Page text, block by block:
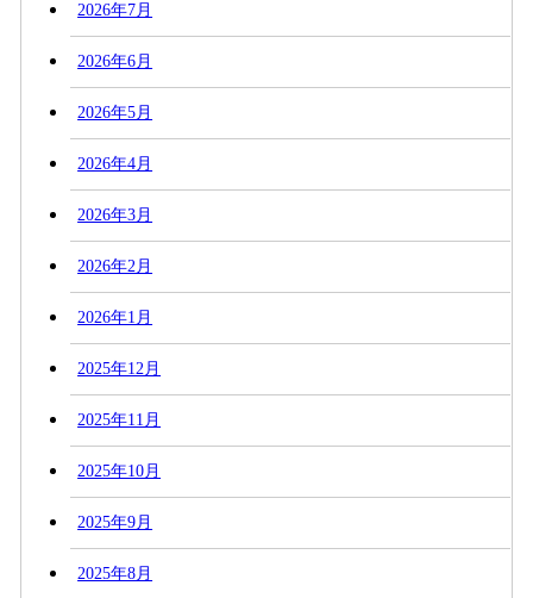
2026年7月
2026年6月
2026年5月
2026年4月
2026年3月
2026年2月
2026年1月
2025年12月
2025年11月
2025年10月
2025年9月
2025年8月